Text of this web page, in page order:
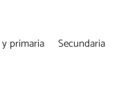
primaria Secundaria